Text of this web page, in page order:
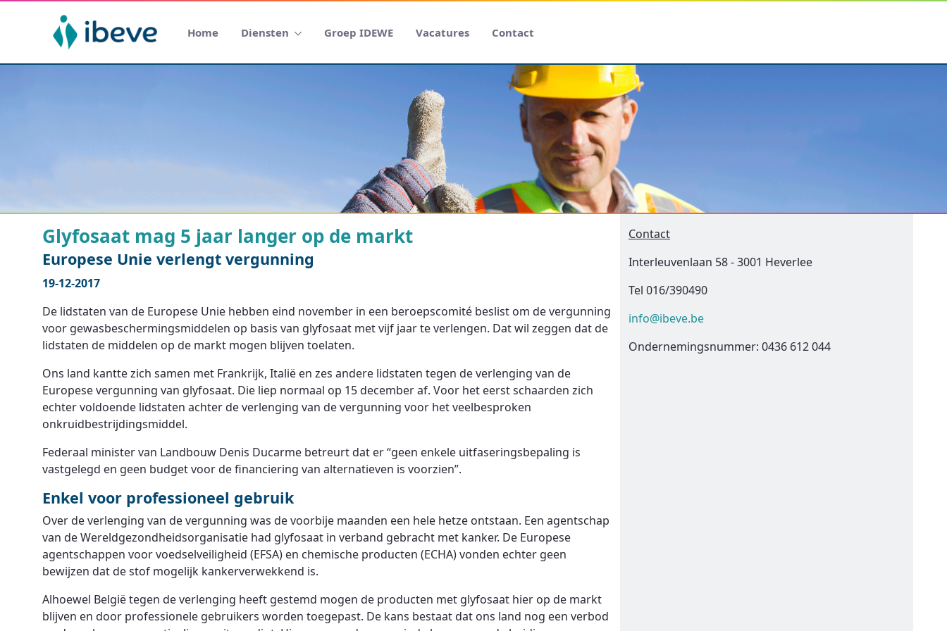
Home Diensten Groep IDEWE Vacatures Contact
Glyfosaat mag 5 jaar langer op de markt
Europese Unie verlengt vergunning
19-12-2017
De lidstaten van de Europese Unie hebben eind november in een beroepscomité beslist om de vergunning
voor gewasbeschermingsmiddelen op basis van glyfosaat met vijf jaar te verlengen. Dat wil zeggen dat de
lidstaten de middelen op de markt mogen blijven toelaten.
Ons land kantte zich samen met Frankrijk, Italië en zes andere lidstaten tegen de verlenging van de
Europese vergunning van glyfosaat. Die liep normaal op 15 december af. Voor het eerst schaarden zich
echter voldoende lidstaten achter de verlenging van de vergunning voor het veelbesproken
onkruidbestrijdingsmiddel.
Federaal minister van Landbouw Denis Ducarme betreurt dat er “geen enkele uitfaseringsbepaling is
vastgelegd en geen budget voor de financiering van alternatieven is voorzien”.
Enkel voor professioneel gebruik
Over de verlenging van de vergunning was de voorbije maanden een hele hetze ontstaan. Een agentschap
van de Wereldgezondheidsorganisatie had glyfosaat in verband gebracht met kanker. De Europese
agentschappen voor voedselveiligheid (EFSA) en chemische producten (ECHA) vonden echter geen
bewijzen dat de stof mogelijk kankerverwekkend is.
Alhoewel België tegen de verlenging heeft gestemd mogen de producten met glyfosaat hier op de markt
blijven en door professionele gebruikers worden toegepast. De kans bestaat dat ons land nog een verbod
Contact
Interleuvenlaan 58 - 3001 Heverlee
Tel 016/390490
info@ibeve.be
Ondernemingsnummer: 0436 612 044